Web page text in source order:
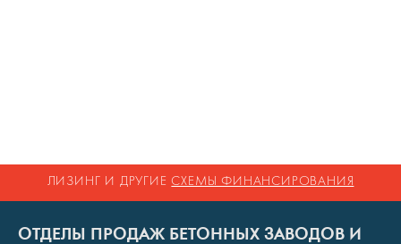
ЛИЗИНГ И ДРУГИЕ СХЕМЫ ФИНАНСИРОВАНИЯ
ОТДЕЛЫ ПРОДАЖ БЕТОННЫХ ЗАВОДОВ И